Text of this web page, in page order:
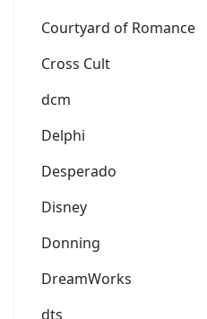
Courtyard of Romance
Cross Cult
dcm
Delphi
Desperado
Disney
Donning
DreamWorks
dts